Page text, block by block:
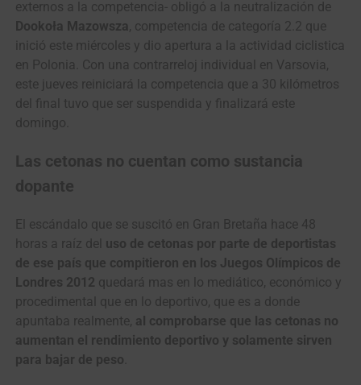
externos a la competencia- obligó a la neutralización de
Dookoła Mazowsza, competencia de categoría 2.2 que
inició este miércoles y dio apertura a la actividad ciclistica
en Polonia. Con una contrarreloj individual en Varsovia,
este jueves reiniciará la competencia que a 30 kilómetros
del final tuvo que ser suspendida y finalizará este
domingo.
Las cetonas no cuentan como sustancia
dopante
El escándalo que se suscitó en Gran Bretaña hace 48
horas a raíz del uso de cetonas por parte de deportistas
de ese país que compitieron en los Juegos Olímpicos de
Londres 2012 quedará mas en lo mediático, económico y
procedimental que en lo deportivo, que es a donde
apuntaba realmente, al comprobarse que las cetonas no
aumentan el rendimiento deportivo y solamente sirven
para bajar de peso